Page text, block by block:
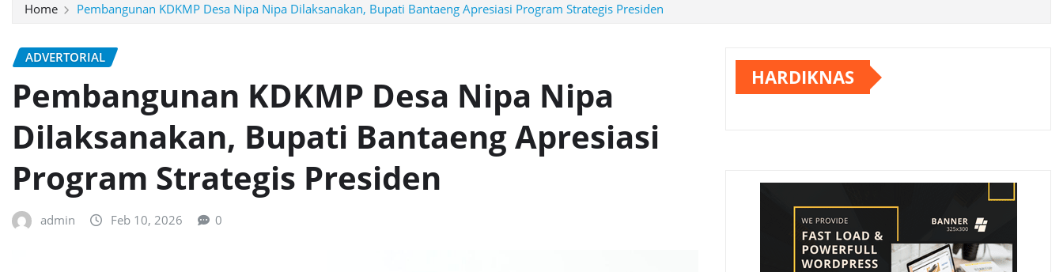
Home Pembangunan KDKMP Desa Nipa Nipa Dilaksanakan, Bupati Bantaeng Apresiasi Program Strategis Presiden
ADVERTORIAL
Pembangunan KDKMP Desa Nipa Nipa
Dilaksanakan, Bupati Bantaeng Apresiasi
Program Strategis Presiden
admin Feb 10, 2026 0
HARDIKNAS